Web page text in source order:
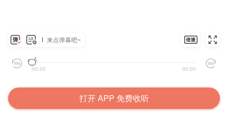
来点弹幕吧~
00:00 00:00
打开 APP 免费收听